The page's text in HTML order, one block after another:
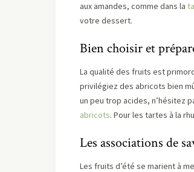
aux amandes, comme dans la
votre dessert.
Bien choisir et
La qualité des fruits est
privilégiez des abricots bien
un peu trop acides, n’hésitez
abricots. Pour les tartes à la
Les associations de
Les fruits d’été se marient à